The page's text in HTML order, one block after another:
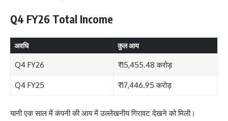
Q4 FY26 Total Income
अवधि कुल आय
Q4 FY26 ₹15,455.48 करोड़
Q4 FY25 ₹17,446.95 करोड़
यानी एक साल में कंपनी की आय में उल्लेखनीय गिरावट देखने को मिली।